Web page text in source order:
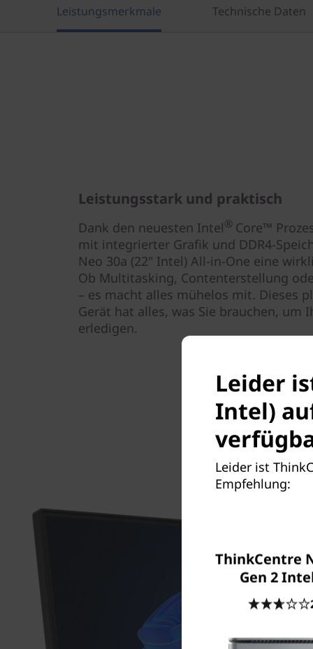
Leistungsmerkmale Technische Daten
Leistungsstark und praktisch
Dank den neuesten Intel® Core™
mit integrierter Grafik und DDR4-
Neo 30a (22" Intel) All-in-One eine
Ob Multitasking, Contenterstellung
– es macht alles mühelos mit. Dieses
Gerät hat alles, was Sie brauchen, um
erledigen.
Leider
Intel)
Leider ist
Empfehlung:
ThinkCentre
Gen 2